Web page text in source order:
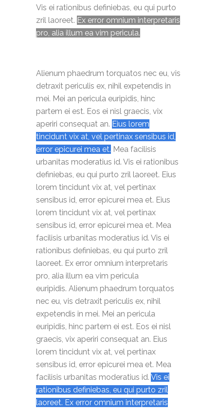
Vis ei rationibus definiebas, eu qui purto
zril laoreet. Ex error omnium interpretaris
pro, alia illum ea vim pericula.
Alienum phaedrum torquatos nec eu, vis
detraxit periculis ex, nihil expetendis in
mei. Mei an pericula euripidis, hinc
partem ei est. Eos ei nisl graecis, vix
aperiri consequat an. Eius lorem
tincidunt vix at, vel pertinax sensibus id,
error epicurei mea et. Mea facilisis
urbanitas moderatius id. Vis ei rationibus
definiebas, eu qui purto zril laoreet. Eius
lorem tincidunt vix at, vel pertinax
sensibus id, error epicurei mea et. Eius
lorem tincidunt vix at, vel pertinax
sensibus id, error epicurei mea et. Mea
facilisis urbanitas moderatius id. Vis ei
rationibus definiebas, eu qui purto zril
laoreet. Ex error omnium interpretaris
pro, alia illum ea vim pericula
euripidis. Alienum phaedrum torquatos
nec eu, vis detraxit periculis ex, nihil
expetendis in mei. Mei an pericula
euripidis, hinc partem ei est. Eos ei nisl
graecis, vix aperiri consequat an. Eius
lorem tincidunt vix at, vel pertinax
sensibus id, error epicurei mea et. Mea
facilisis urbanitas moderatius id. Vis ei
rationibus definiebas, eu qui purto zril
laoreet. Ex error omnium interpretaris